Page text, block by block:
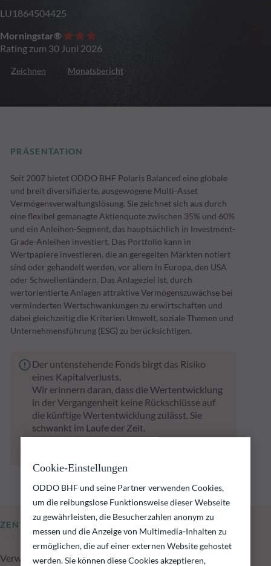
LU1864504425
Morningstar®
Rating zum 30 Juni 2026
Zeichnen Monatsbericht
PRÄSENTATION
Seit 2007 bietet ODDO BHF Polaris Balanced eine globale
und breit diversifizierte, ausgewogene Multi-Asset
Vermögensverwaltungslösung. Sie zeichnet sich aus durch
eine flexibel gemanagte Aktienquote zwischen 35% und 60%
und ein Anleihen-Segment, das hauptsächlich in Investment-
Grade-Anleihen investiert. Das Portfolio kann in
Wertpapiere investieren, die an geregelten Märkten notiert
sind oder gehandelt werden, vor allem in Europa, den USA
oder Schwellenländern. Das Anlageziel ist, durch
wertorientierte Anlagen attraktive Vermögenszuwächse bei
verminderten Wertschwankungen zu erwirtschaften und
dabei gleichzeitig die Kriterien Umwelt, soziale Themen und
Unternehmensführung (ESG) zu berücksichtigen.
Der untenstehende Fonds birgt das Risiko
eines Kapitalverlusts.
Wir erinnern daran, dass die Wertentwicklung
in der Vergangenheit keine Rückschlüsse auf
die künftige Wertentwicklung zulässt. Sie
schwankt im Laufe der Zeit.
Das Erreichen der Anlageziele kann nicht
ZENTRALE KENNZAHLEN
Verwaltetes Fondsvolumen zum 06.08.2026
Cookie-Einstellungen
ODDO BHF und seine Partner verwenden Cookies,
um die reibungslose Funktionsweise dieser Webseite
zu gewährleisten, die Besucherzahlen anonym zu
messen und die Anzeige von Multimedia-Inhalten zu
ermöglichen, die auf einer externen Website gehostet
werden. Sie können diese Cookies akzeptieren,